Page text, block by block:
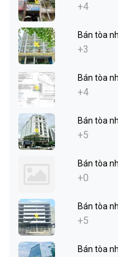
+4
Bán tòa
+3
Bán tòa
+4
Bán tòa
+5
Bán tòa
+0
Bán tòa
+5
Bán tòa